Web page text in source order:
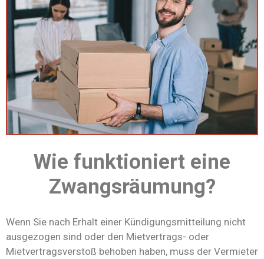
Wie funktioniert eine
Zwangsräumung?
Wenn Sie nach Erhalt einer Kündigungsmitteilung nicht
ausgezogen sind oder den Mietvertrags- oder
Mietvertragsverstoß behoben haben, muss der Vermieter